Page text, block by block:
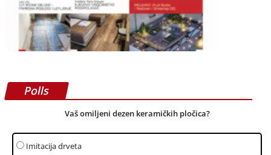
Polls
Vaš omiljeni dezen keramičkih pločica?
Imitacija drveta